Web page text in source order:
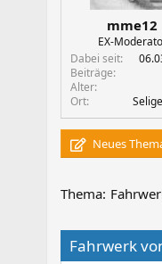
mme12
EX-
Dabei seit
Beiträge
Alter
Ort
Neues
Thema:
Fahrwerk